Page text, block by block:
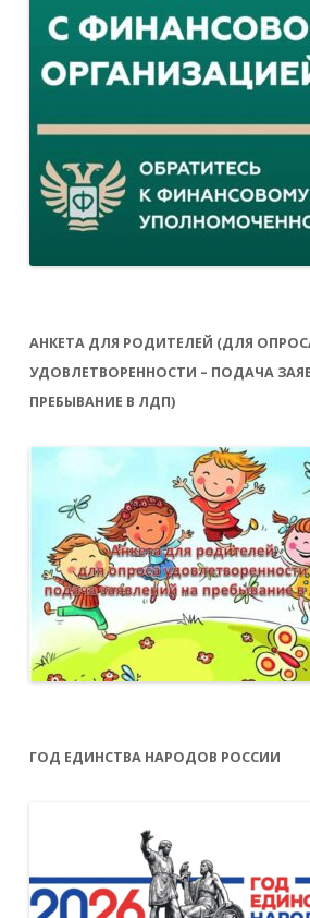
АНКЕТА ДЛЯ РОДИТЕЛЕЙ (ДЛЯ
УДОВЛЕТВОРЕННОСТИ – ПОДАЧА
ПРЕБЫВАНИЕ В ЛДП)
ГОД ЕДИНСТВА НАРОДОВ РОССИИ